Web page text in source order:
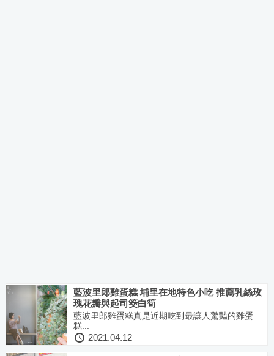
藍波里郎雞蛋糕 埔里在地特色小吃 推薦乳絲玫
瑰花瓣與起司筊白筍
藍波里郎雞蛋糕真是近期吃到最讓人驚豔的雞蛋
糕...
2021.04.12